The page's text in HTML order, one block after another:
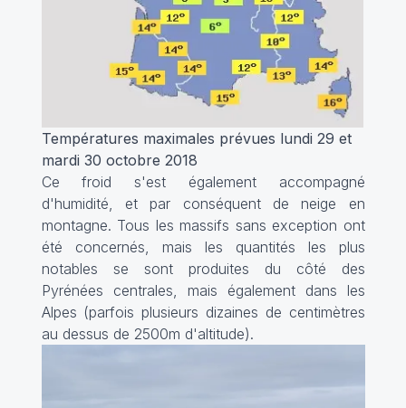
Températures maximales prévues lundi 29 et
mardi 30 octobre 2018
Ce froid s'est également accompagné
d'humidité, et par conséquent de neige en
montagne. Tous les massifs sans exception ont
été concernés, mais les quantités les plus
notables se sont produites du côté des
Pyrénées centrales, mais également dans les
Alpes (parfois plusieurs dizaines de centimètres
au dessus de 2500m d'altitude).